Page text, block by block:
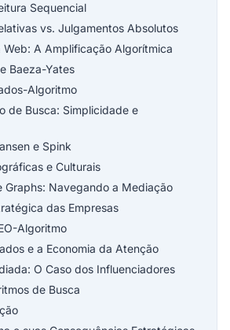
Sequencial
vs. Julgamentos Absolutos
Web: A Amplificação Algorítmica
Baeza-Yates
Algoritmo
de Busca: Simplicidade e
e Spink
e Culturais
Graphs: Navegando a Mediação
das Empresas
Algoritmo
e a Economia da Atenção
O Caso dos Influenciadores
de Busca